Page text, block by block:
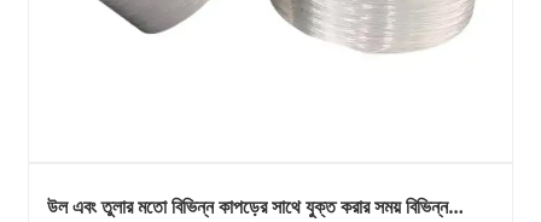
উল এবং তুলার মতো বিভিন্ন কাপড়ের সাথে যুক্ত করার সময় বিভিন্ন